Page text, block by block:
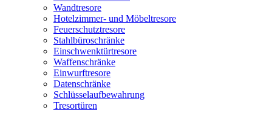
Wandtresore
Hotelzimmer- und Möbeltresore
Feuerschutztresore
Stahlbüroschränke
Einschwenktürtresore
Waffenschränke
Einwurftresore
Datenschränke
Schlüsselaufbewahrung
Tresortüren